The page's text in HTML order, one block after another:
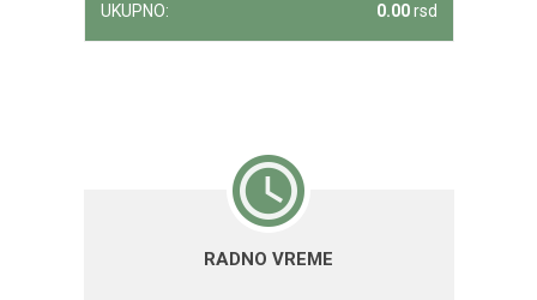
UKUPNO: 0.00rsd
RADNO VREME